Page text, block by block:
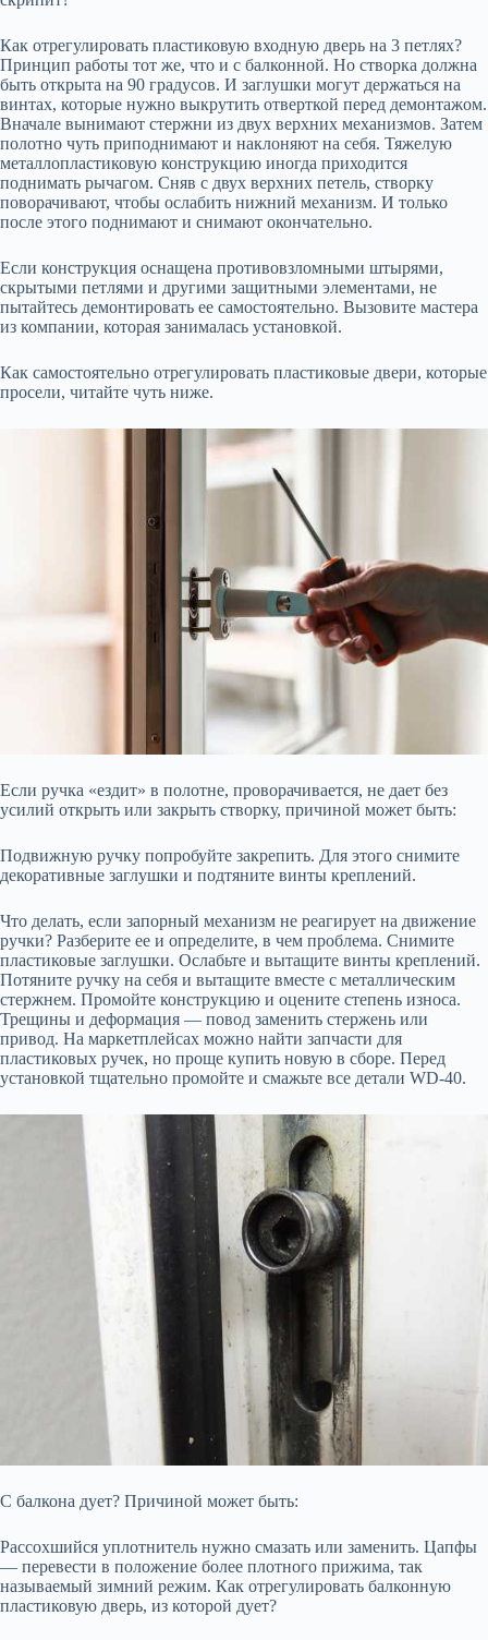
Как отрегулировать пластиковую входную дверь на 3 петлях?
Принцип работы тот же, что и с балконной. Но створка должна
быть открыта на 90 градусов. И заглушки могут держаться на
винтах, которые нужно выкрутить отверткой перед демонтажом.
Вначале вынимают стержни из двух верхних механизмов. Затем
полотно чуть приподнимают и наклоняют на себя. Тяжелую
металлопластиковую конструкцию иногда приходится
поднимать рычагом. Сняв с двух верхних петель, створку
поворачивают, чтобы ослабить нижний механизм. И только
после этого поднимают и снимают окончательно.
Если конструкция оснащена противовзломными штырями,
скрытыми петлями и другими защитными элементами, не
пытайтесь демонтировать ее самостоятельно. Вызовите мастера
из компании, которая занималась установкой.
Как самостоятельно отрегулировать пластиковые двери, которые
просели, читайте чуть ниже.
Если ручка «ездит» в полотне, проворачивается, не дает без
усилий открыть или закрыть створку, причиной может быть:
Подвижную ручку попробуйте закрепить. Для этого снимите
декоративные заглушки и подтяните винты креплений.
Что делать, если запорный механизм не реагирует на движение
ручки? Разберите ее и определите, в чем проблема. Снимите
пластиковые заглушки. Ослабьте и вытащите винты креплений.
Потяните ручку на себя и вытащите вместе с металлическим
стержнем. Промойте конструкцию и оцените степень износа.
Трещины и деформация — повод заменить стержень или
привод. На маркетплейсах можно найти запчасти для
пластиковых ручек, но проще купить новую в сборе. Перед
установкой тщательно промойте и смажьте все детали WD-40.
С балкона дует? Причиной может быть:
Рассохшийся уплотнитель нужно смазать или заменить. Цапфы
— перевести в положение более плотного прижима, так
называемый зимний режим. Как отрегулировать балконную
пластиковую дверь, из которой дует?